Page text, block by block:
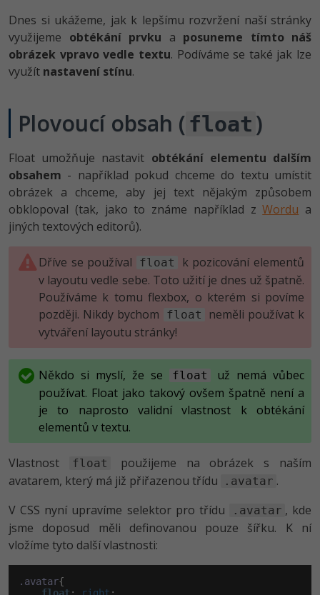
Dnes si ukážeme, jak k lepšímu rozvržení naší stránky
využijeme obtékání prvku a posuneme tímto náš
obrázek vpravo vedle textu. Podíváme se také jak lze
využít nastavení stínu.
Plovoucí obsah ( float )
Float umožňuje nastavit obtékání elementu dalším
obsahem - například pokud chceme do textu umístit
obrázek a chceme, aby jej text nějakým způsobem
obklopoval (tak, jako to známe například zWordu a
jiných textových editorů).
Dříve se používal float
k pozicování elementů
v layoutu vedle sebe. Toto užití je dnes už špatně.
Používáme k tomu flexbox, o kterém si povíme
později. Nikdy bychom
float
neměli používat k
vytváření layoutu stránky!
Někdo si myslí, že se float
už nemá vůbec
používat. Float jako takový ovšem špatně není a
je to naprosto validní vlastnost k obtékání
elementů v textu.
Vlastnost float
použijeme na obrázek s naším
avatarem, který má již přiřazenou třídu
.avatar .
V CSS nyní upravíme selektor pro třídu
.avatar , kde
jsme doposud měli definovanou pouze šířku. K ní
vložíme tyto další vlastnosti:
.avatar{